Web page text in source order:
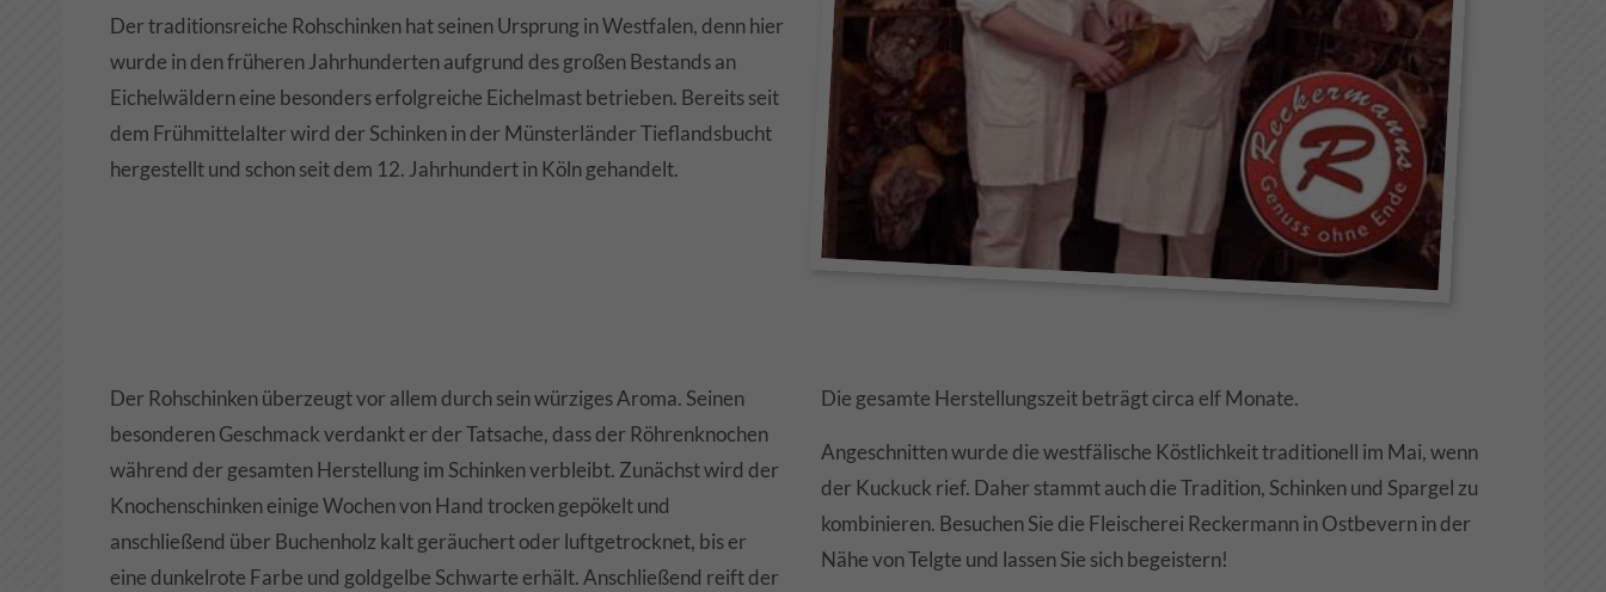
Der traditionsreiche Rohschinken hat seinen Ursprung in Westfalen, denn hier
wurde in den früheren Jahrhunderten aufgrund des großen Bestands an
Eichelwäldern eine besonders erfolgreiche Eichelmast betrieben. Bereits seit
dem Frühmittelalter wird der Schinken in der Münsterländer Tieflandsbucht
hergestellt und schon seit dem 12. Jahrhundert in Köln gehandelt.
Der Rohschinken überzeugt vor allem durch sein würziges Aroma. Seinen
besonderen Geschmack verdankt er der Tatsache, dass der Röhrenknochen
während der gesamten Herstellung im Schinken verbleibt. Zunächst wird der
Knochenschinken einige Wochen von Hand trocken gepökelt und
anschließend über Buchenholz kalt geräuchert oder luftgetrocknet, bis er
eine dunkelrote Farbe und goldgelbe Schwarte erhält. Anschließend reift der
Die gesamte Herstellungszeit beträgt circa elf Monate.
Angeschnitten wurde die westfälische Köstlichkeit traditionell im Mai, wenn
der Kuckuck rief. Daher stammt auch die Tradition, Schinken und Spargel zu
kombinieren. Besuchen Sie die Fleischerei Reckermann in Ostbevern in der
Nähe von Telgte und lassen Sie sich begeistern!
Hausmacher Sülze
180 G AUFSTRICH
Zwiebelleberwurst
180 G AUFSTRICH
Hausmacher Rotwurst
180 G AUFSTRICH